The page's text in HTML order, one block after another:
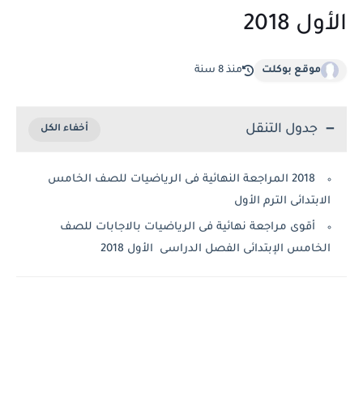
الأول 2018
موقع بوكلت منذ 8 سنة
جدول التنقل
2018 المراجعة النهائية فى الرياضيات للصف الخامس
الابتدائى الترم الأول
أقوى مراجعة نهائية فى الرياضيات بالاجابات للصف
الخامس الإبتدائى الفصل الدراسى الأول 2018